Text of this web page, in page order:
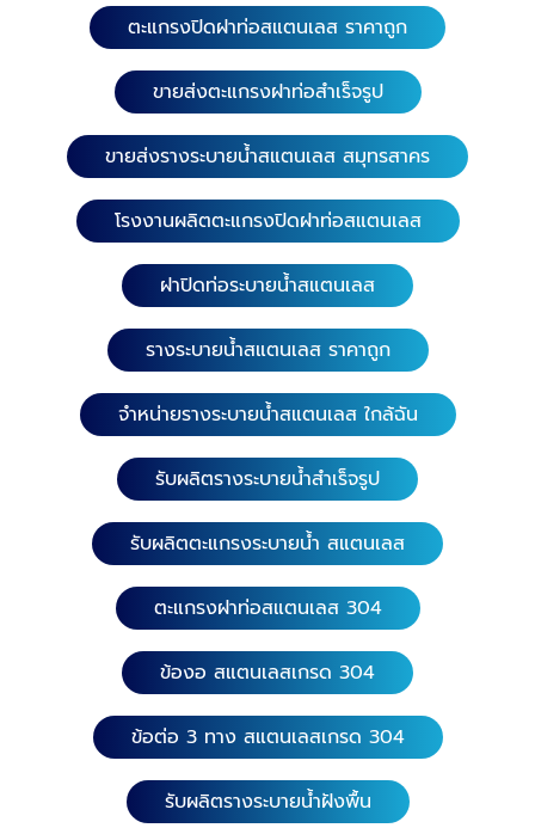
ตะแกรงปิดฝาท่อสแตนเลส ราคาถูก
ขายส่งตะแกรงฝาท่อสำเร็จรูป
ขายส่งรางระบายน้ำสแตนเลส สมุทรสาคร
โรงงานผลิตตะแกรงปิดฝาท่อสแตนเลส
ฝาปิดท่อระบายน้ำสแตนเลส
รางระบายน้ำสแตนเลส ราคาถูก
จำหน่ายรางระบายน้ำสแตนเลส ใกล้ฉัน
รับผลิตรางระบายน้ำสำเร็จรูป
รับผลิตตะแกรงระบายน้ำ สแตนเลส
ตะแกรงฝาท่อสแตนเลส 304
ข้องอ สแตนเลสเกรด 304
ข้อต่อ 3 ทาง สแตนเลสเกรด 304
รับผลิตรางระบายน้ำฝังพื้น